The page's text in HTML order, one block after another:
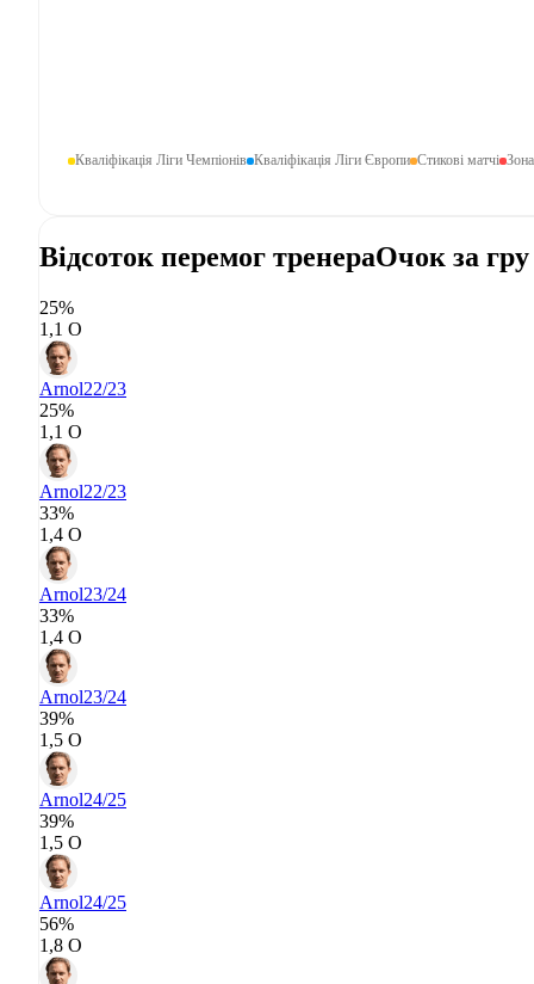
Кваліфікація Ліги Чемпіонів Кваліфікація Ліги Європи Стикові матчі
Відсоток перемог тренераОчок за гру
25%
1,1 О
Arnol22/23
25%
1,1 О
Arnol22/23
33%
1,4 О
Arnol23/24
33%
1,4 О
Arnol23/24
39%
1,5 О
Arnol24/25
39%
1,5 О
Arnol24/25
56%
1,8 О